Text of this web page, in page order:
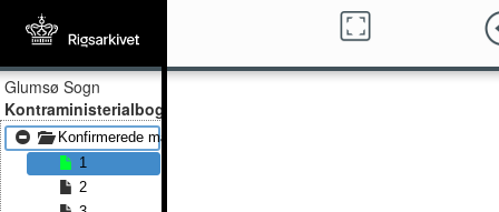
Glumsø Sogn
Kontraministerialbog
Konfirmerede mænd 1875 - Konfirmerede mænd 1889
1
2